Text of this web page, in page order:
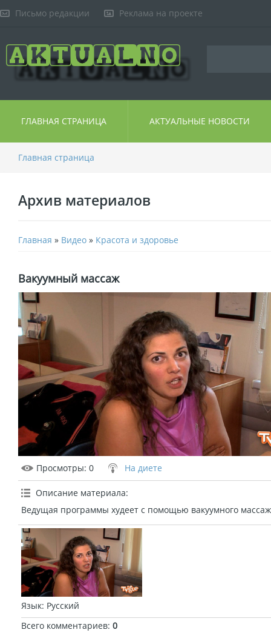
Письмо редакции Реклама на проекте
ГЛАВНАЯ СТРАНИЦА АКТУАЛЬНЫЕ НОВОСТИ
Главная страница
Архив материалов
Главная » Видео » Красота и здоровье
Вакуумный массаж
Просмотры: 0 На диете
Описание материала:
Ведущая программы худеет с помощью вакуумного
Язык: Русский
Всего комментариев: 0